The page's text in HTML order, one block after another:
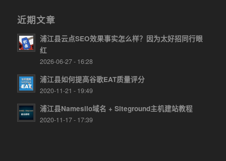
近期文章
浦江县云点SEO效果事实怎么样？因为太好招同行眼
红
2026-06-27 - 16:28
浦江县如何提高谷歌EAT质量评分
2020-11-21 - 19:49
浦江县Namesilo域名 + Siteground主机建站教程
2020-11-17 - 17:39